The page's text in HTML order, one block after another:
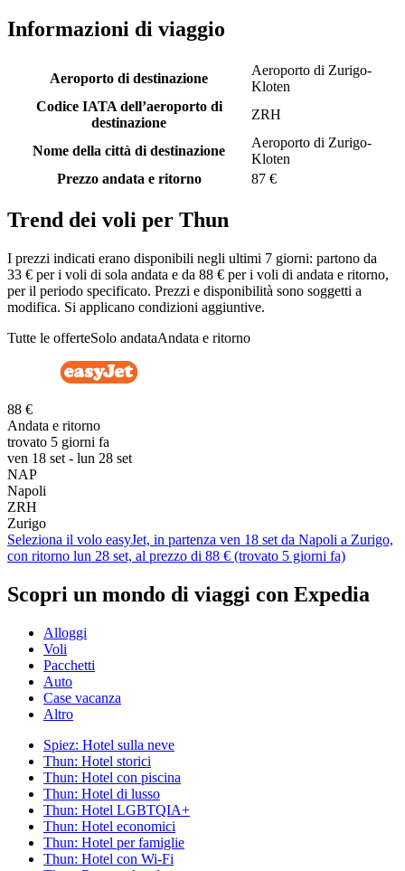
Informazioni di viaggio
Aeroporto di destinazione
Aeroporto di Zurigo-
Kloten
Codice IATA dell’aeroporto di
destinazione
ZRH
Nome della città di destinazione
Aeroporto di Zurigo-
Kloten
Prezzo andata e ritorno
87 €
Trend dei voli per Thun
I prezzi indicati erano disponibili negli ultimi 7 giorni: partono da
33 € per i voli di sola andata e da 88 € per i voli di andata e ritorno,
per il periodo specificato. Prezzi e disponibilità sono soggetti a
modifica. Si applicano condizioni aggiuntive.
Tutte le offerteSolo andataAndata e ritorno
88 €
Andata e ritorno
trovato 5 giorni fa
ven 18 set - lun 28 set
NAP
Napoli
ZRH
Zurigo
Seleziona il volo easyJet, in partenza ven 18 set da Napoli a Zurigo,
con ritorno lun 28 set, al prezzo di 88 € (trovato 5 giorni fa)
Scopri un mondo di viaggi con Expedia
Alloggi
Voli
Pacchetti
Auto
Case vacanza
Altro
Spiez: Hotel sulla neve
Thun: Hotel storici
Thun: Hotel con piscina
Thun: Hotel di lusso
Thun: Hotel LGBTQIA+
Thun: Hotel economici
Thun: Hotel per famiglie
Thun: Hotel con Wi-Fi